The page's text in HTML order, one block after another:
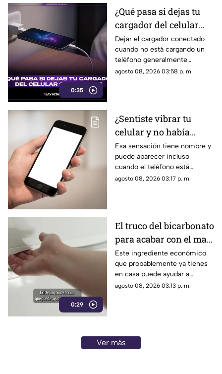
0:35
¿Qué pasa si dejas tu
cargador del celular
conectado?
Dejar el cargador conectado
cuando no está cargando un
teléfono generalmente
representa un consumo
del accesorio.
agosto 08, 2026 03:58 p. m.
¿Sentiste vibrar tu
celular y no había
nada? Tu cerebro
podría estar detrás
Esa sensación tiene nombre y
puede aparecer incluso
cuando el teléfono está
completamente quieto y no
agosto 08, 2026 03:17 p. m.
0:29
El truco del bicarbonato
para acabar con el mal
olor del refrigerador
Este ingrediente económico
que probablemente ya tienes
en casa puede ayudar a
neutralizar algunos olores
agosto 08, 2026 03:13 p. m.
Ver más